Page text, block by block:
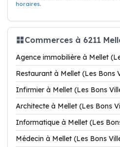
horaires.
Commerces à 6211
Agence immobilière à Mellet
Restaurant à Mellet (Les Bons
Infirmier à Mellet (Les Bons
Architecte à Mellet (Les Bons
Informatique à Mellet (Les
Médecin à Mellet (Les Bons